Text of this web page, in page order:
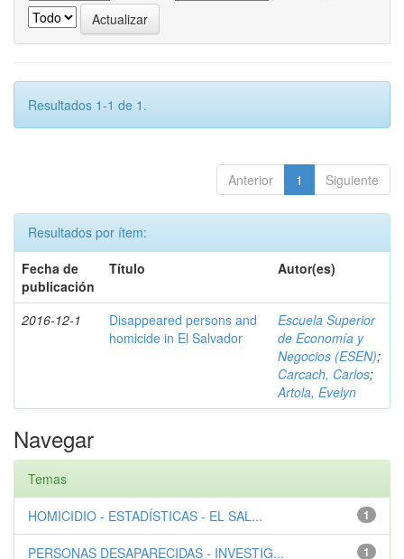
Resultados 1-1 de 1.
Anterior 1 Siguiente
Resultados por ítem:
Fecha de
publicación
Título Autor(es)
2016-12-1
Disappeared persons and
homicide in El Salvador
Escuela Superior
de Economía y
Negocios (ESEN);
Carcach, Carlos;
Artola, Evelyn
Navegar
Temas
1
HOMICIDIO - ESTADÍSTICAS - EL SAL...
1
PERSONAS DESAPARECIDAS - INVESTIG...